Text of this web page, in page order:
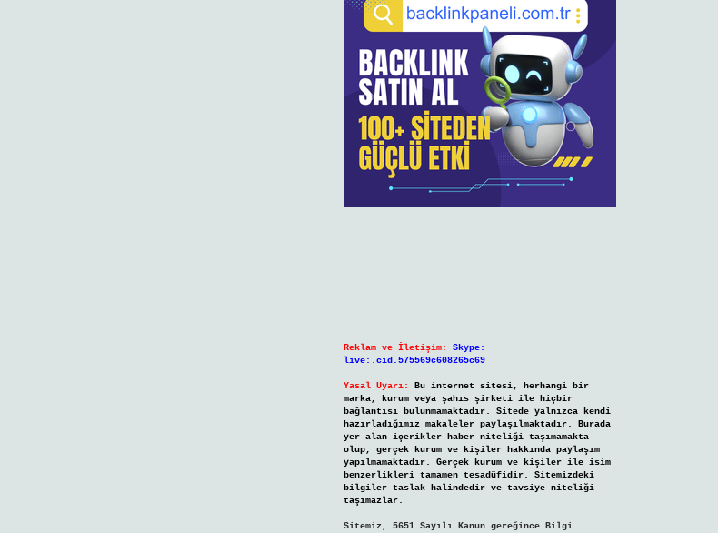
Reklam ve İletişim:
Skype:
live:.cid.575569c608265c69
Yasal Uyarı:
Bu internet sitesi, herhangi bir
marka, kurum veya şahıs şirketi ile hiçbir
bağlantısı bulunmamaktadır. Sitede yalnızca kendi
hazırladığımız makaleler paylaşılmaktadır. Burada
yer alan içerikler haber niteliği taşımamakta
olup, gerçek kurum ve kişiler hakkında paylaşım
yapılmamaktadır. Gerçek kurum ve kişiler ile isim
benzerlikleri tamamen tesadüfidir. Sitemizdeki
bilgiler taslak halindedir ve tavsiye niteliği
taşımazlar.
Sitemiz, 5651 Sayılı Kanun gereğince Bilgi